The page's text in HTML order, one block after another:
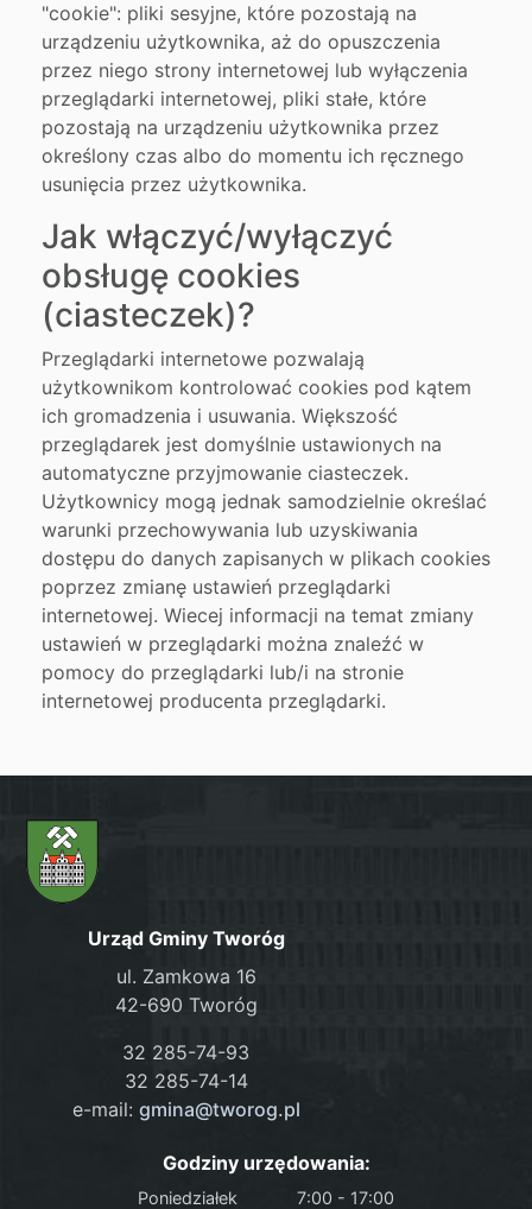
"cookie": pliki sesyjne, które pozostają na
urządzeniu użytkownika, aż do opuszczenia
przez niego strony internetowej lub wyłączenia
przeglądarki internetowej, pliki stałe, które
pozostają na urządzeniu użytkownika przez
określony czas albo do momentu ich ręcznego
usunięcia przez użytkownika.
Jak włączyć/wyłączyć
obsługę cookies
(ciasteczek)?
Przeglądarki internetowe pozwalają
użytkownikom kontrolować cookies pod kątem
ich gromadzenia i usuwania. Większość
przeglądarek jest domyślnie ustawionych na
automatyczne przyjmowanie ciasteczek.
Użytkownicy mogą jednak samodzielnie określać
warunki przechowywania lub uzyskiwania
dostępu do danych zapisanych w plikach cookies
poprzez zmianę ustawień przeglądarki
internetowej. Wiecej informacji na temat zmiany
ustawień w przeglądarki można znaleźć w
pomocy do przeglądarki lub/i na stronie
internetowej producenta przeglądarki.
Urząd Gminy Tworóg
ul. Zamkowa 16
42-690 Tworóg
32 285-74-93
32 285-74-14
e-mail: gmina@tworog.pl
Godziny urzędowania:
Poniedziałek 7:00 - 17:00